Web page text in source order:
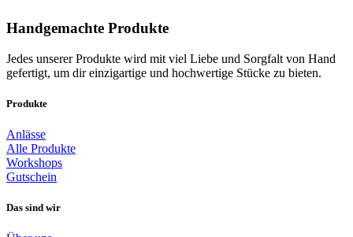
Handgemachte Produkte
Jedes unserer Produkte wird mit viel Liebe und Sorgfalt von Hand
gefertigt, um dir einzigartige und hochwertige Stücke zu bieten.
Produkte
Anlässe
Alle Produkte
Workshops
Gutschein
Das sind wir